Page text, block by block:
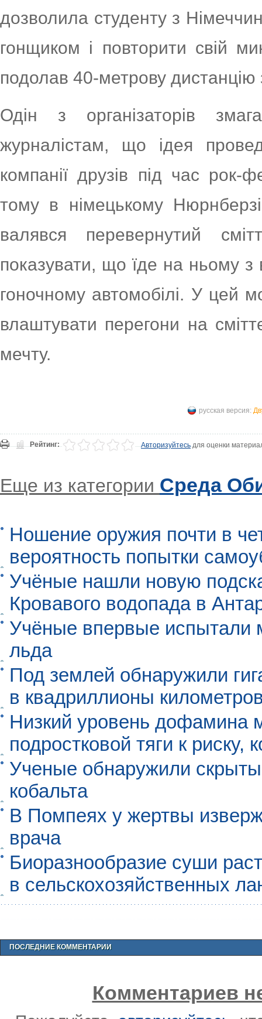
дозволила студенту з
гонщиком і повторити свій
подолав 40-метрову дистанцію
Одін з організаторів
журналістам, що ідея
компанії друзів під час рок-
тому в німецькому
валявся перевернутий
показувати, що їде на ньому
гоночному автомобілі. У цей
влаштувати перегони на
мечту.
русская версия:
Рейтинг: Авторизуйтесьдля оценки
Еще из категории Среда
Ношение оружия почти в
вероятность попытки
Учёные нашли новую
Кровавого водопада в
Учёные впервые испытали
льда
Под землей обнаружили
в квадриллионы
Низкий уровень дофамина
подростковой тяги к риску,
Ученые обнаружили
кобальта
В Помпеях у жертвы
врача
Биоразнообразие суши
в сельскохозяйственных
ПОСЛЕДНИЕ КОММЕНТАРИИ
Комментариев